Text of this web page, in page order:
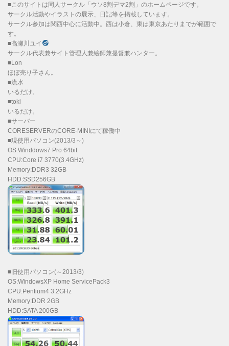
■このサイトは同人サークル「ウソ8割デマ2割」のホームページです。
サークル活動やイラストの展示、日記等を掲載しています。
サークル参加は関西中心に活動中。西は小倉、東は東京あたりまでが範囲で
す。
■高瀬川ユイ
サークル代表兼サイト管理人兼絵師兼提督兼ハンター。
■Lon
ほぼ売り子さん。
■流水
いるだけ。
■toki
いるだけ。
■サーバー
CORESERVERのCORE-MINIにて稼働中
■現使用パソコン(2013/3～)
OS:Winddows7 Pro 64bit
CPU:Core i7 3770(3.4GHz)
Memory:DDR3 32GB
HDD:SSD256GB
■旧使用パソコン(～2013/3)
OS:WindowsXP Home ServicePack3
CPU:Pentium4 3.2GHz
Memory:DDR 2GB
HDD:SATA 200GB